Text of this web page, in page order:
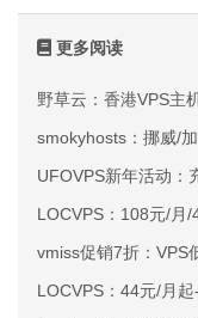
更多阅读
野草云：香港VPS主
smokyhosts：挪威/
UFOVPS新年活动：
LOCVPS：108元/月
vmiss促销7折：VPS
LOCVPS：44元/月